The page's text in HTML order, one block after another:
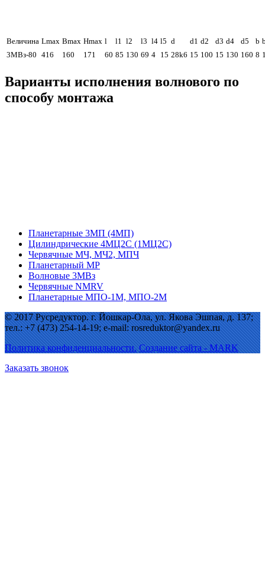
Величина Lmax Bmax Hmax l l1 l2 l3 l4 l5 d d1 d2 d3 d4 d5 b
3МВз-80 416 160 171 60 85 130 69 4 15 28k6 15 100 15 130 160 8
Варианты исполнения волнового по
способу монтажа
Планетарные 3МП (4МП)
Цилиндрические 4МЦ2С (1МЦ2С)
Червячные МЧ, МЧ2, МПЧ
Планетарный МР
Волновые 3МВз
Червячные NMRV
Планетарные МПО-1М, МПО-2М
© 2017 Русредуктор. г. Йошкар-Ола, ул. Якова Эшпая, д. 137;
тел.: +7 (473) 254-14-19; e-mail: rosreduktor@yandex.ru
Политика конфиденциальности. Создание сайта - MARK
Заказать звонок